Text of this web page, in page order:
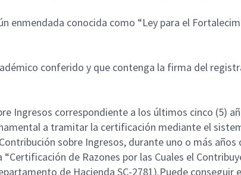
enmendada conocida como “Ley para el
conferido y que contenga la firma del
Ingresos correspondiente a los últimos cinco (5)
a tramitar la certificación mediante el
sobre Ingresos, durante uno o más
de Razones por las Cuales el
de Hacienda SC-2781).Puede